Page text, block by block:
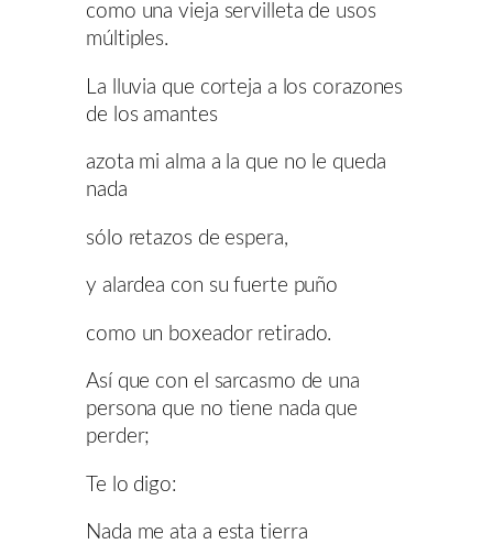
como una vieja servilleta de usos
múltiples.
La lluvia que corteja a los corazones
de los amantes
azota mi alma a la que no le queda
nada
sólo retazos de espera,
y alardea con su fuerte puño
como un boxeador retirado.
Así que con el sarcasmo de una
persona que no tiene nada que
perder;
Te lo digo:
Nada me ata a esta tierra